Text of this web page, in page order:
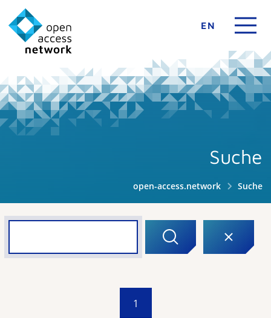
EN
Suche
open-access.network Suche
1